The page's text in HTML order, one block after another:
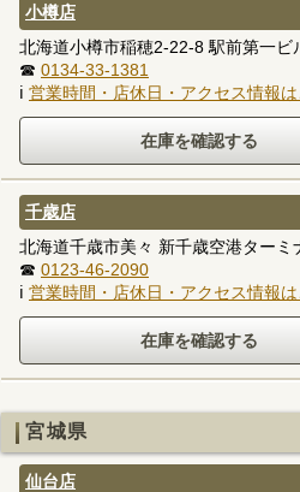
小樽店
北海道小樽市稲穂2-22-8 駅前第一ビ
☎ 0134-33-1381
ℹ 営業時間・店休日・アクセス情報は
千歳店
北海道千歳市美々 新千歳空港ターミ
☎ 0123-46-2090
ℹ 営業時間・店休日・アクセス情報は
宮城県
仙台店